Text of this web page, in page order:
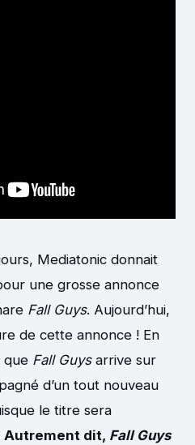
Mediatonic donnait
une grosse annonce
Fall Guys. Aujourd’hui,
de cette annonce ! En
que Fall Guys arrive sur
d’un tout nouveau
le titre sera
Autrement dit, Fall Guys